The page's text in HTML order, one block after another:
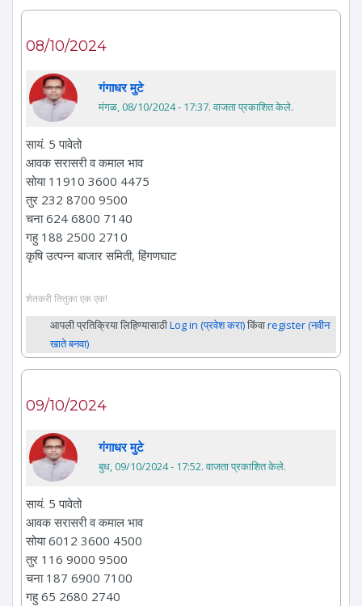
08/10/2024
गंगाधर मुटे
मंगळ, 08/10/2024 - 17:37. वाजता प्रकाशित केले.
सायं. 5 पावेतो
आवक सरासरी व कमाल भाव
सोया 11910 3600 4475
तुर 232 8700 9500
चना 624 6800 7140
गहु 188 2500 2710
कृषि उत्पन्न बाजार समिती, हिंगणघाट
शेतकरी तितुका एक एक!
आपली प्रतिक्रिया लिहिण्यासाठीLog in (प्रवेश करा)किंवाregister (नवीन
खाते बनवा)
09/10/2024
गंगाधर मुटे
बुध, 09/10/2024 - 17:52. वाजता प्रकाशित केले.
सायं. 5 पावेतो
आवक सरासरी व कमाल भाव
सोया 6012 3600 4500
तुर 116 9000 9500
चना 187 6900 7100
गहु 65 2680 2740